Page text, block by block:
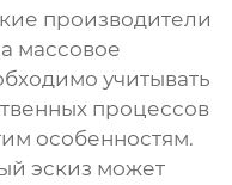
производители
массовое
учитывать
процессов
особенностям.
эскиз может